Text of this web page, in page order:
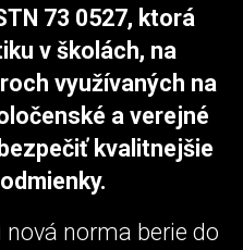
73 0527, ktorá
v školách, na
využívaných na
a verejné
kvalitnejšie
norma berie do